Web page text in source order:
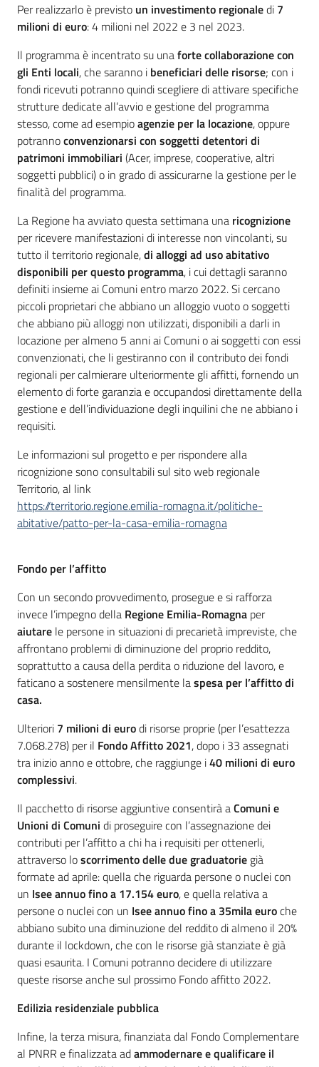
Per realizzarlo è previsto un investimento regionaledi 7
milioni di euro: 4 milioni nel 2022 e 3 nel 2023.
Il programma è incentrato su unaforte collaborazione con
gli Enti locali, che saranno i beneficiari delle risorse; con i
fondi ricevuti potranno quindi scegliere di attivare specifiche
strutture dedicate all’avvio e gestione del programma
stesso, come ad esempioagenzie per la locazione, oppure
potrannoconvenzionarsi con soggetti detentori di
patrimoni immobiliari (Acer, imprese, cooperative, altri
soggetti pubblici) o in grado di assicurarne la gestione per le
finalità del programma.
La Regione ha avviato questa settimana una ricognizione
per ricevere manifestazioni di interesse non vincolanti, su
tutto il territorio regionale,di alloggi ad uso abitativo
disponibili per questo programma, i cui dettagli saranno
definiti insieme ai Comuni entro marzo 2022. Si cercano
piccoli proprietari che abbiano un alloggio vuoto o soggetti
che abbiano più alloggi non utilizzati, disponibili a darli in
locazione per almeno 5 anni ai Comuni o ai soggetti con essi
convenzionati, che li gestiranno con il contributo dei fondi
regionali per calmierare ulteriormente gli affitti, fornendo un
elemento di forte garanzia e occupandosi direttamente della
gestione e dell’individuazione degli inquilini che ne abbiano i
requisiti.
Le informazioni sul progetto e per rispondere alla
ricognizione sono consultabili sul sito web regionale
Territorio, al link
https://territorio.regione.emilia-romagna.it/politiche-
abitative/patto-per-la-casa-emilia-romagna
Fondo per l’affitto
Con un secondo provvedimento, prosegue e si rafforza
invece l’impegno della Regione Emilia-Romagna per
aiutare le persone in situazioni di precarietà impreviste, che
affrontano problemi di diminuzione del proprio reddito,
soprattutto a causa della perdita o riduzione del lavoro, e
faticano a sostenere mensilmente laspesa per l’affitto di
casa.
Ulteriori 7 milioni di eurodi risorse proprie (per l’esattezza
7.068.278) per il Fondo Affitto 2021, dopo i 33 assegnati
tra inizio anno e ottobre, che raggiunge i40 milioni di euro
complessivi.
Il pacchetto di risorse aggiuntive consentirà aComuni e
Unioni di Comuni di proseguire con l’assegnazione dei
contributi per l’affitto a chi ha i requisiti per ottenerli,
attraverso loscorrimento delle due graduatorie già
formate ad aprile: quella che riguarda persone o nuclei con
un Isee annuo fino a 17.154 euro, e quella relativa a
persone o nuclei con un Isee annuo fino a 35mila euroche
abbiano subito una diminuzione del reddito di almeno il 20%
durante il lockdown, che con le risorse già stanziate è già
quasi esaurita. I Comuni potranno decidere di utilizzare
queste risorse anche sul prossimo Fondo affitto 2022.
Edilizia residenziale pubblica
Infine, la terza misura, finanziata dal Fondo Complementare
al PNRR e finalizzata adammodernare e qualificare il